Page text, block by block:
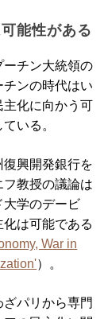
能性がある
チン大統領の
ンの時代はい
化に向かう可
いる。
興開発銀行を
教授の議論は
大学のデービ
は可能である
War in
）。
パリから専門